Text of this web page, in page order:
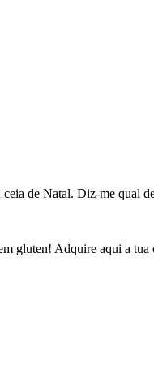
de Natal. Diz-me qual
gluten! Adquire aqui a tua